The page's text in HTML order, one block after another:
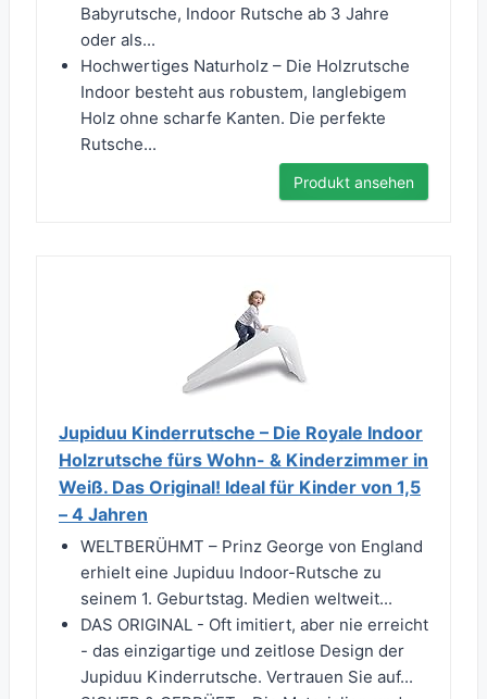
Babyrutsche, Indoor Rutsche ab 3 Jahre
oder als...
Hochwertiges Naturholz – Die Holzrutsche
Indoor besteht aus robustem, langlebigem
Holz ohne scharfe Kanten. Die perfekte
Rutsche...
Produkt ansehen
Jupiduu Kinderrutsche – Die Royale Indoor
Holzrutsche fürs Wohn- & Kinderzimmer in
Weiß. Das Original! Ideal für Kinder von 1,5
– 4 Jahren
WELTBERÜHMT – Prinz George von England
erhielt eine Jupiduu Indoor-Rutsche zu
seinem 1. Geburtstag. Medien weltweit...
DAS ORIGINAL - Oft imitiert, aber nie erreicht
- das einzigartige und zeitlose Design der
Jupiduu Kinderrutsche. Vertrauen Sie auf...